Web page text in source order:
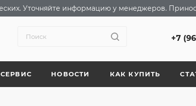
Уточняйте информацию у менеджеров.
+7
СЕРВИС НОВОСТИ КАК КУПИТЬ